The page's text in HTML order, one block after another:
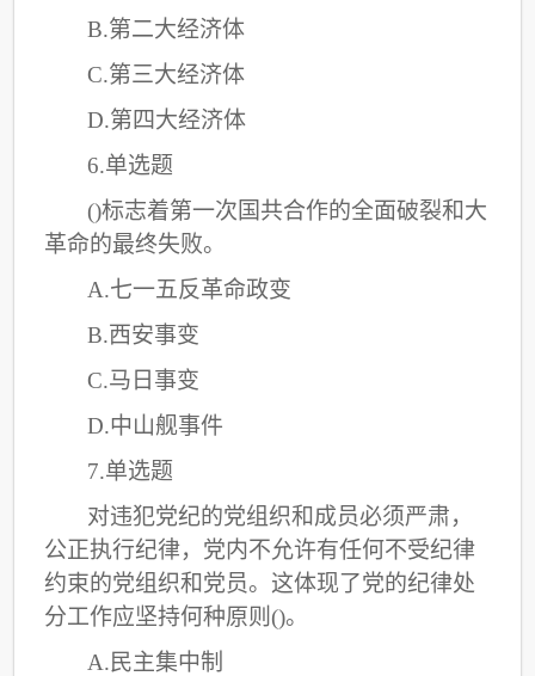
B.第二大经济体
C.第三大经济体
D.第四大经济体
6.单选题
()标志着第一次国共合作的全面破裂和大
革命的最终失败。
A.七一五反革命政变
B.西安事变
C.马日事变
D.中山舰事件
7.单选题
对违犯党纪的党组织和成员必须严肃，
公正执行纪律，党内不允许有任何不受纪律
约束的党组织和党员。这体现了党的纪律处
分工作应坚持何种原则()。
A.民主集中制